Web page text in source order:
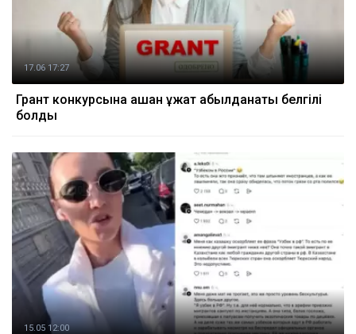
17.06 17:27
Грант конкурсына қашан құжат қабылданаты белгілі
болды
15.05 12:00